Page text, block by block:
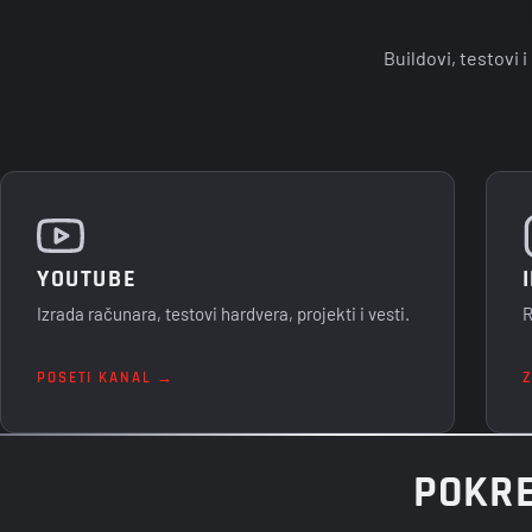
Buildovi, testovi i
YOUTUBE
Izrada računara, testovi hardvera, projekti i vesti.
POSETI KANAL →